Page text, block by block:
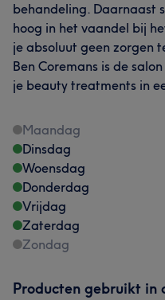
Wat onze klanten zeggen
Getalenteerd
behandeling. Daarnaast
hoog in het vaandel bij
je absoluut geen zorgen
Ben Coremans is de
je beauty treatments in
Maandag
Dinsdag
Woensdag
Donderdag
Vrijdag
Zaterdag
Zondag
Producten gebruikt in